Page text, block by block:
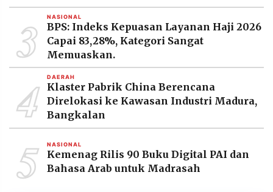
3 NASIONAL
BPS: Indeks Kepuasan Layanan Haji 2026
Capai 83,28%, Kategori Sangat
Memuaskan.
4 DAERAH
Klaster Pabrik China Berencana
Direlokasi ke Kawasan Industri Madura,
Bangkalan
5 NASIONAL
Kemenag Rilis 90 Buku Digital PAI dan
Bahasa Arab untuk Madrasah